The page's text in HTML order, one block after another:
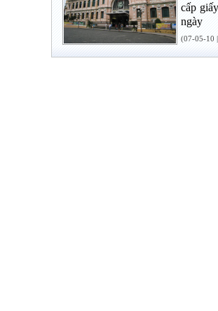
cấp
ngày
(07-05-10